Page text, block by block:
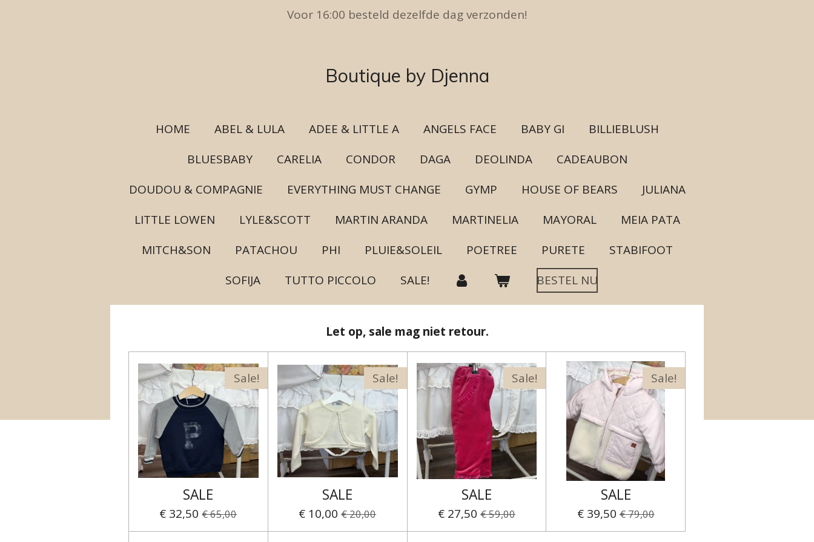
Voor 16:00 besteld dezelfde dag verzonden!
Boutique by Djenna
HOME ABEL & LULA ADEE & LITTLE A ANGELS FACE BABY GI
BILLIEBLUSH
BLUESBABY
CARELIA CONDOR DAGA DEOLINDA
CADEAUBON
DOUDOU & COMPAGNIE
EVERYTHING MUST CHANGE GYMP HOUSE OF BEARS
JULIANA
LITTLE LOWEN
LYLE&SCOTT MARTIN ARANDA MARTINELIA MAYORAL
MEIA PATA
MITCH&SON
PATACHOU PHI PLUIE&SOLEIL POETREE PURETE
STABIFOOT
SOFIJA
TUTTO PICCOLO SALE! BESTEL NU
Let op, sale mag niet retour.
Sale!
SALE
€ 32,50 € 65,00
Sale!
SALE
€ 10,00 € 20,00
Sale!
SALE
€ 27,50 € 59,00
Sale!
SALE
€ 39,50 € 79,00